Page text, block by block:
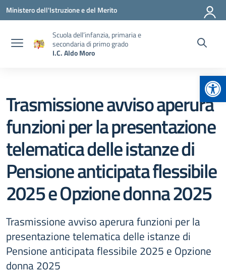
Vai ai contenuti
Vai al menu di navigazione
Vai al footer
Ministero dell'Istruzione e del Merito
Scuola dell’infanzia, primaria e
secondaria di primo grado
I.C. Aldo Moro
Trasmissione avviso aperura
funzioni per la presentazione
telematica delle istanze di
Pensione anticipata flessibile
2025 e Opzione donna 2025
Trasmissione avviso aperura funzioni per la
presentazione telematica delle istanze di
Pensione anticipata flessibile 2025 e Opzione
donna 2025